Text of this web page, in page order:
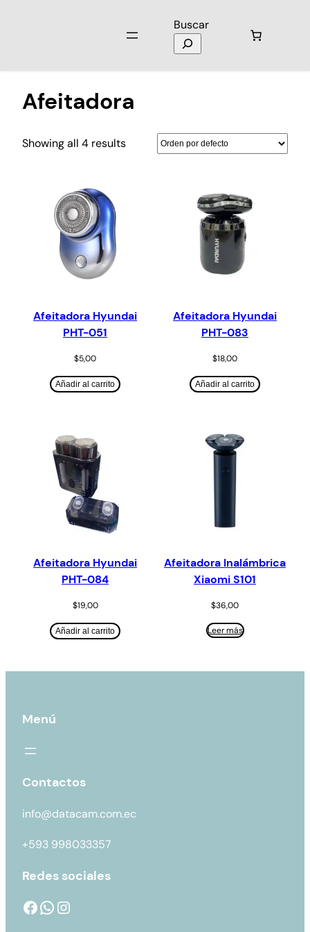
Buscar
Afeitadora
Showing all 4 results
Afeitadora Hyundai
PHT-051
$5,00
Añadir al carrito
Afeitadora Hyundai
PHT-083
$18,00
Añadir al carrito
Afeitadora Hyundai
PHT-084
$19,00
Añadir al carrito
Afeitadora Inalámbrica
Xiaomi S101
$36,00
Leer más
Menú
Contactos
info@datacam.com.ec
+593 998033357
Redes sociales